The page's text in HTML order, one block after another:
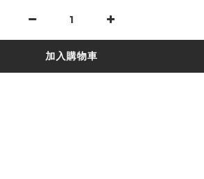
加入購物車